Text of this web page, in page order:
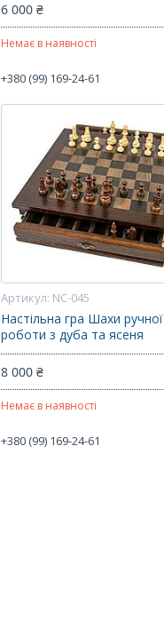
6 000 ₴
Немає в наявності
+380 (99) 169-24-61
NC-045
Настільна гра Шахи ручної
роботи з дуба та ясеня
8 000 ₴
Немає в наявності
+380 (99) 169-24-61